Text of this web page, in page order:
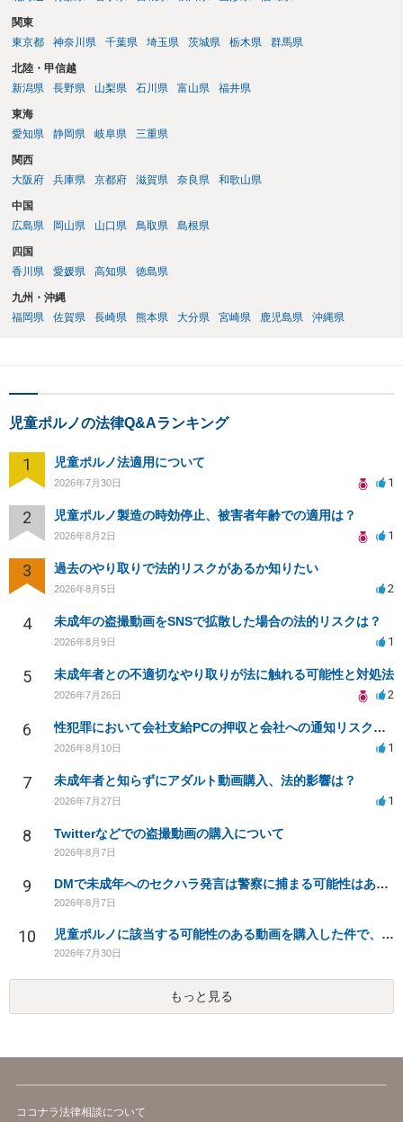
関東
東京都
神奈川県 千葉県 埼玉県 茨城県 栃木県 群馬県
北陸・甲信越
新潟県
長野県 山梨県 石川県 富山県 福井県
東海
愛知県
静岡県 岐阜県 三重県
関西
大阪府
兵庫県 京都府 滋賀県 奈良県 和歌山県
中国
広島県
岡山県 山口県 鳥取県 島根県
四国
香川県
愛媛県 高知県 徳島県
九州・沖縄
福岡県
佐賀県 長崎県 熊本県 大分県 宮崎県 鹿児島県 沖縄県
児童ポルノの法律Q&Aランキング
1 児童ポルノ法適用について
2026年7月30日 1
2 児童ポルノ製造の時効停止、被害者年齢での適用は？
2026年8月2日 1
3 過去のやり取りで法的リスクがあるか知りたい
2026年8月5日 2
4 未成年の盗撮動画をSNSで拡散した場合の法的リスクは？
2026年8月9日 1
5 未成年者との不適切なやり取りが法に触れる可能性と対処法
2026年7月26日 2
6 性犯罪において会社支給PCの押収と会社への通知リスクについての不安
2026年8月10日 1
7 未成年者と知らずにアダルト動画購入、法的影響は？
2026年7月27日 1
8 Twitterなどでの盗撮動画の購入について
2026年8月7日
9 DMで未成年へのセクハラ発言は警察に捕まる可能性はありますか
2026年8月7日
10 児童ポルノに該当する可能性のある動画を購入した件で、家族や職場に知られたり、逮捕などあるのでしょうか
2026年7月30日
もっと見る
ココナラ法律相談について